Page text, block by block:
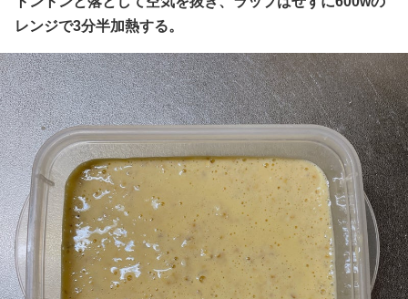
レンジで3分半加熱する。